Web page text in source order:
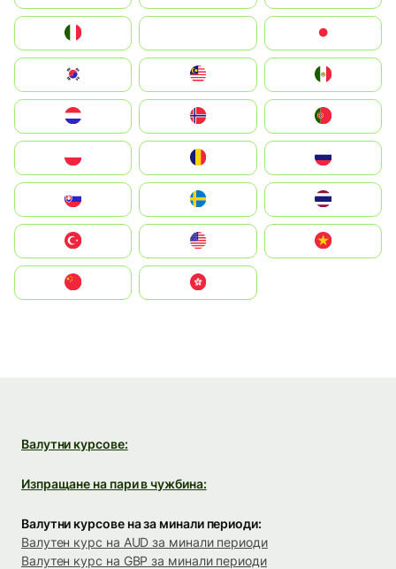
South Korea
United States
中國香港特別行政區
Валутни курсове:
Изпращане на пари в чужбина:
Валутни курсове на за минали периоди:
Валутен курс на AUD за минали периоди
Валутен курс на GBP за минали периоди